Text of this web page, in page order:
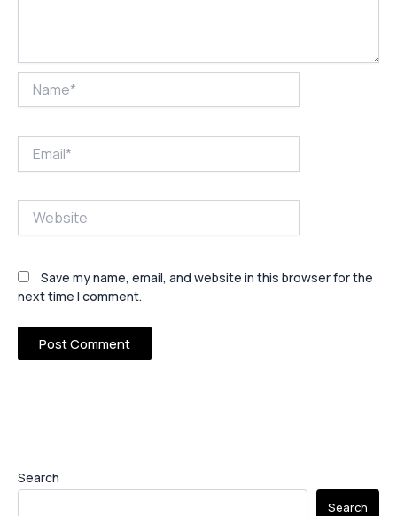
Search
Search
Save my name, email, and website in this browser for the
next time I comment.